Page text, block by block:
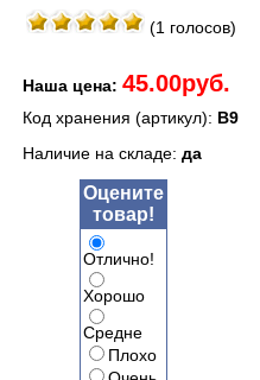
(1 голосов)
Наша цена: 45.00руб.
Код хранения (артикул): B9
Наличие на складе: да
Оцените
товар!
Отлично!
Хорошо
Средне
Плохо